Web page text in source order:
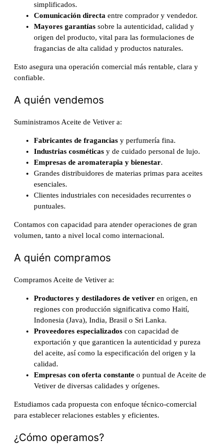
simplificados.
Comunicación directa entre comprador y vendedor.
Mayores garantías sobre la autenticidad, calidad y
origen del producto, vital para las formulaciones de
fragancias de alta calidad y productos naturales.
Esto asegura una operación comercial más rentable, clara y
confiable.
A quién vendemos
Suministramos Aceite de Vetiver a:
Fabricantes de fragancias y perfumería fina.
Industrias cosméticas y de cuidado personal de lujo.
Empresas de aromaterapia y bienestar.
Grandes distribuidores de materias primas para aceites
esenciales.
Clientes industriales con necesidades recurrentes o
puntuales.
Contamos con capacidad para atender operaciones de gran
volumen, tanto a nivel local como internacional.
A quién compramos
Compramos Aceite de Vetiver a:
Productores y destiladores de vetiver en origen, en
regiones con producción significativa como Haití,
Indonesia (Java), India, Brasil o Sri Lanka.
Proveedores especializados con capacidad de
exportación y que garanticen la autenticidad y pureza
del aceite, así como la especificación del origen y la
calidad.
Empresas con oferta constante o puntual de Aceite de
Vetiver de diversas calidades y orígenes.
Estudiamos cada propuesta con enfoque técnico-comercial
para establecer relaciones estables y eficientes.
¿Cómo operamos?